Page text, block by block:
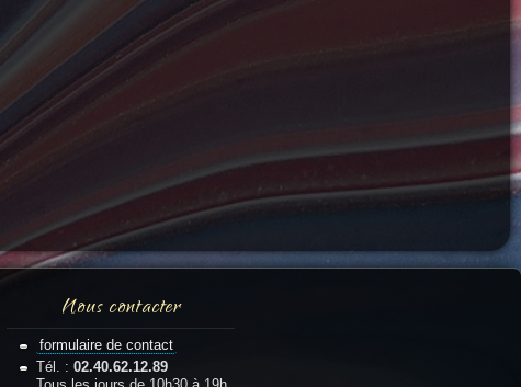
Nous contacter
formulaire de contact
Tél. : 02.40.62.12.89